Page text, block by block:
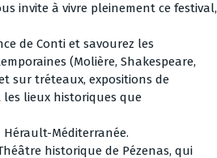
invite à vivre pleinement ce festival,
de Conti et savourez les
(Molière, Shakespeare,
sur tréteaux, expositions de
lieux historiques que
Méditerranée.
historique de Pézenas, qui